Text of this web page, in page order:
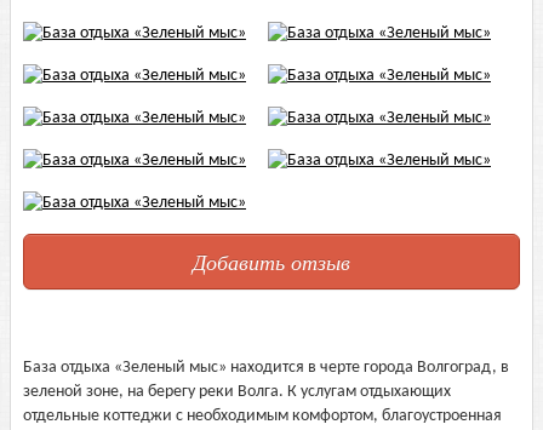
Добавить отзыв
База отдыха «Зеленый мыс» находится в черте города Волгоград, в
зеленой зоне, на берегу реки Волга. К услугам отдыхающих
отдельные коттеджи с необходимым комфортом, благоустроенная